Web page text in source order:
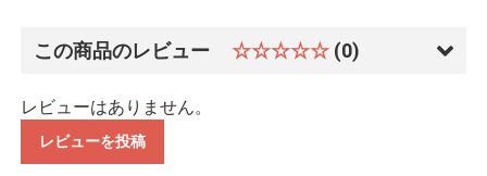
この商品のレビュー ☆☆☆☆☆ (0)
レビューはありません。
レビューを投稿